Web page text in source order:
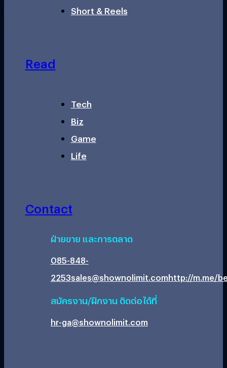
Short & Reels
Read
Tech
Biz
Game
Life
Contact
ฝ่ายขาย และการตลาด
085-848-
2253sales@shownolimit.comhttp://m.me/
สมัครงาน/ฝึกงาน ติดต่อได้ที่
hr-ga@shownolimit.com